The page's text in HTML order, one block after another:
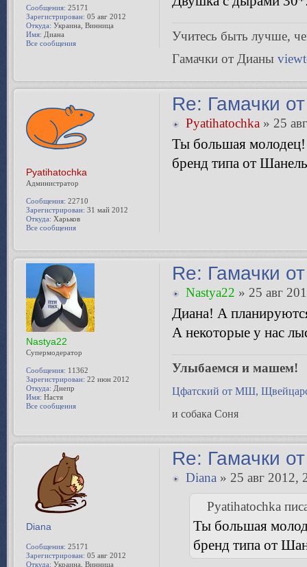
Учитесь быть лучше,
Гамачки от Дианы
Сообщения: 25171
Зарегистрирован: 05 авг 2012
Откуда: Украина, Винница
Имя: Диана
Все сообщения
Re: Гамачки
Pyatihatochka » 25
Ты большая
бренд типа от
Pyatihatochka
Администратор
Сообщения: 22710
Зарегистрирован: 31 май 2012
Откуда: Харьков
Все сообщения
Re: Гамачки
Nastya22 » 25 авг
Диана! А
А некоторые у нас
Улыбаемся и машем!
Цфатский от МШ,
и собака Соня
Nastya22
Супермодератор
Сообщения: 11362
Зарегистрирован: 22 июн 2012
Откуда: Днепр
Имя: Настя
Все сообщения
Re: Гамачки
Diana » 25 авг 2012,
Pyatihatochka
Ты большая
бренд типа от
Diana
Сообщения: 25171
Зарегистрирован: 05 авг 2012
Откуда: Украина, Винница